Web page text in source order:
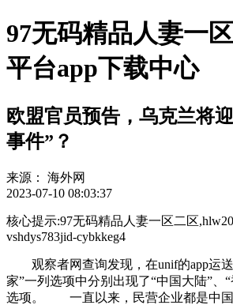
97无码精品人妻一
平台app下载中心
欧盟官员预告，乌克兰将
事件”？
来源：
海外网
2023-07-10 08:03:37
核心提示:97无码精品人妻一区二区
vshdys783jid-cybkkeg4
观察者网查询发现，在unif的app运送
家”一列选项中分别出现了“中国大陆”、
选项。 一直以来，民营企业都是中国